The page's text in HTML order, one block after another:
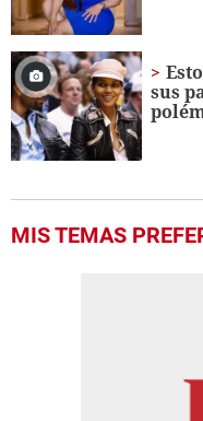
sus
MIS TEMAS